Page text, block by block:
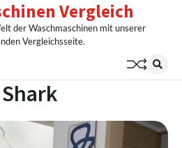
Vergleich
der Waschmaschinen mit unserer
Vergleichsseite.
Shark